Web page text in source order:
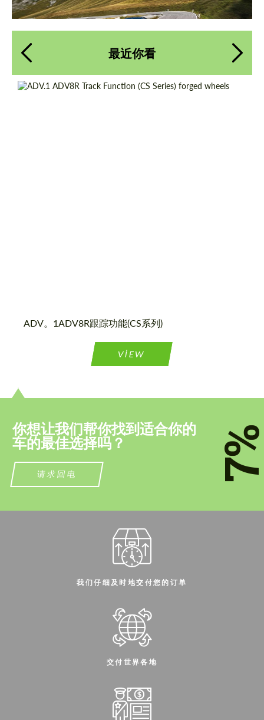
最近你看
ADV。1ADV8R跟踪功能(CS系列)
VIEW
你想让我们帮你找到适合你的
车的最佳选择吗？
请求回电
我们仔细及时地交付您的订单
交付世界各地
联系我
我们讲您的语言
联系我
我们讲您的语言